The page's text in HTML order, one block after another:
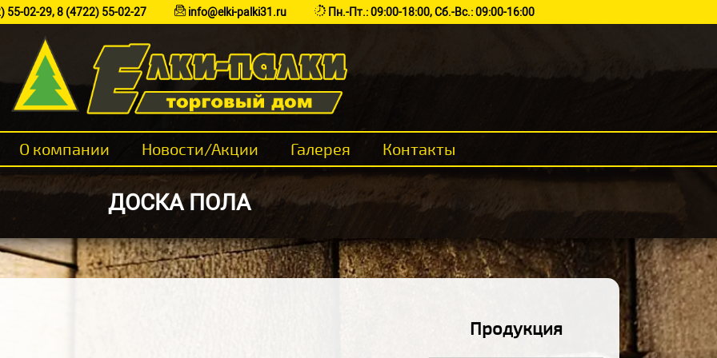
55-02-29,8 (4722) 55-02-27 info@elki-palki31.ru Пн.-Пт.: 09:00-18:00, Сб.-Вс.: 09:00-16:00
О компании Новости/Акции Галерея Контакты
ДОСКА ПОЛА
Продукция